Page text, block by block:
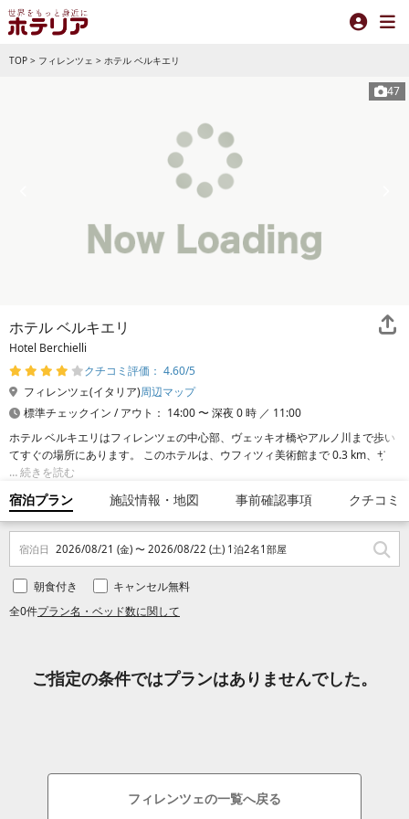
TOP > フィレンツェ > ホテル ベルキエリ
47
ホテル ベルキエリ
Hotel Berchielli
クチコミ評価： 4.60/5
フィレンツェ(イタリア)周辺マップ
標準チェックイン / アウト： 14:00 〜 深夜 0 時 ／ 11:00
ホテル ベルキエリはフィレンツェの中心部、ヴェッキオ橋やアルノ川まで歩い
てすぐの場所にあります。 このホテルは、ウフィツィ美術館まで 0.3 km、サン
タ マリア ノヴェッラ広場まで 0.6 km の場所にあります。
続きを読む
宿泊プラン 施設情報・地図 事前確認事項 クチコミ
宿泊日 2026/08/21 (金) 〜 2026/08/22 (土) 1泊2名1部屋
全0件プラン名・ベッド数に関して
朝食付き キャンセル無料
ご指定の条件ではプランはありませんでした。
フィレンツェの一覧へ戻る